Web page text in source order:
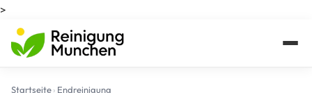
>
Startseite› Endreinigung